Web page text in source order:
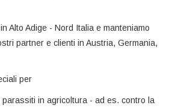
Alto Adige - Nord Italia e manteniamo
partner e clienti in Austria, Germania,
per
in agricoltura - ad es. contro la